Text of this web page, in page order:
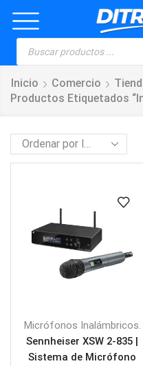
Inicio Comercio
Productos Etiquetados
Micrófonos Inalámbricos.
Sennheiser XSW 2-835 |
Sistema de Micrófono